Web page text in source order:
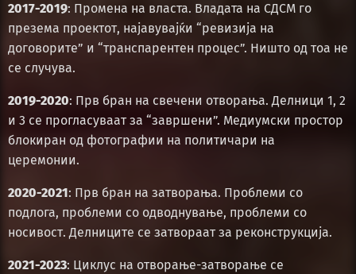
2017-2019: Промена на власта. Владата на СДСМ го
презема проектот, најавувајќи “ревизија на
договорите” и “транспарентен процес”. Ништо од тоа не
се случува.
2019-2020: Прв бран на свечени отворања. Делници 1, 2
и 3 се прогласуваат за “завршени”. Медиумски простор
блокиран од фотографии на политичари на
церемонии.
2020-2021: Прв бран на затворања. Проблеми со
подлога, проблеми со одводнување, проблеми со
носивост. Делниците се затвораат за реконструкција.
2021-2023: Циклус на отворање-затворање се